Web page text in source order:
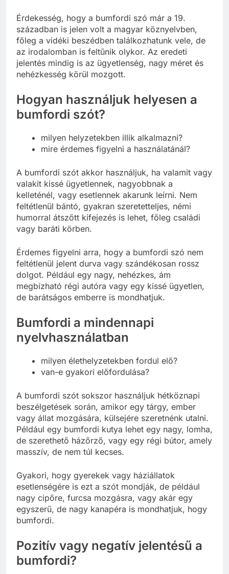
Érdekesség, hogy a bumfordi szó már a 19.
században is jelen volt a magyar köznyelvben,
főleg a vidéki beszédben találkozhatunk vele, de
az irodalomban is feltűnik olykor. Az eredeti
jelentés mindig is az ügyetlenség, nagy méret és
nehézkesség körül mozgott.
Hogyan használjuk helyesen a
bumfordi szót?
milyen helyzetekben illik alkalmazni?
mire érdemes figyelni a használatánál?
A bumfordi szót akkor használjuk, ha valamit vagy
valakit kissé ügyetlennek, nagyobbnak a
kelleténél, vagy esetlennek akarunk leírni. Nem
feltétlenül bántó, gyakran szeretetteljes, némi
humorral átszőtt kifejezés is lehet, főleg családi
vagy baráti körben.
Érdemes figyelni arra, hogy a bumfordi szó nem
feltétlenül jelent durva vagy szándékosan rossz
dolgot. Például egy nagy, nehézkes, ám
megbízható régi autóra vagy egy kissé ügyetlen,
de barátságos emberre is mondhatjuk.
Bumfordi a mindennapi
nyelvhasználatban
milyen élethelyzetekben fordul elő?
van-e gyakori előfordulása?
A bumfordi szót sokszor használjuk hétköznapi
beszélgetések során, amikor egy tárgy, ember
vagy állat mozgására, külsejére szeretnénk utalni.
Például egy bumfordi kutya lehet egy nagy, lomha,
de szerethető házőrző, vagy egy régi bútor, amely
masszív, de nem túl kecses.
Gyakori, hogy gyerekek vagy háziállatok
esetlenségére is ezt a szót mondják, de például
nagy cipőre, furcsa mozgásra, vagy akár egy
egyszerű, de nagy kanapéra is mondhatjuk, hogy
bumfordi.
Pozitív vagy negatív jelentésű a
bumfordi?